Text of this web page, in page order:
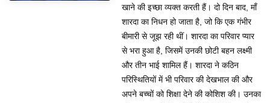
खाने की इच्छा व्यक्त करती हैं। दो दिन बाद, माँ
शारदा का निधन हो जाता है, जो कि एक गंभीर
बीमारी से जूझ रही थीं। शारदा का परिवार प्यार
से भरा हुआ है, जिसमें उनकी छोटी बहन लक्ष्मी
और तीन भाई शामिल हैं। शारदा ने कठिन
परिस्थितियों में भी परिवार की देखभाल की और
अपने बच्चों को शिक्षा देने की कोशिश की। उनका